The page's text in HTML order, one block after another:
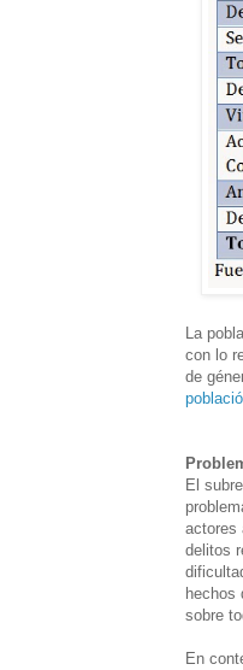
La
con lo
de
El
actores
delitos
hechos
sobre
En